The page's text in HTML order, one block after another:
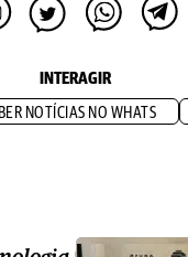
INTERAGIR
NOTÍCIAS NO WHATS